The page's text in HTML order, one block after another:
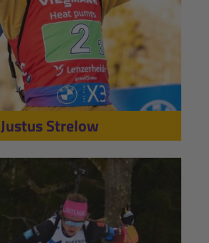
Justus Strelow